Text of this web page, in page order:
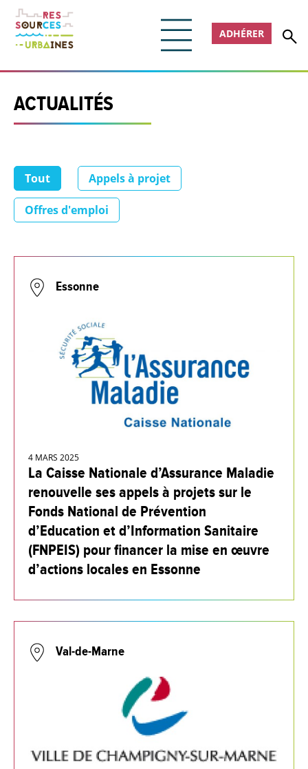
ADHÉRER
ACTUALITÉS
Tout Appels à projet
Offres d'emploi
Essonne
4 MARS 2025
La Caisse Nationale d’Assurance Maladie
renouvelle ses appels à projets sur le
Fonds National de Prévention
d’Education et d’Information Sanitaire
(FNPEIS) pour financer la mise en œuvre
d’actions locales en Essonne
Val-de-Marne